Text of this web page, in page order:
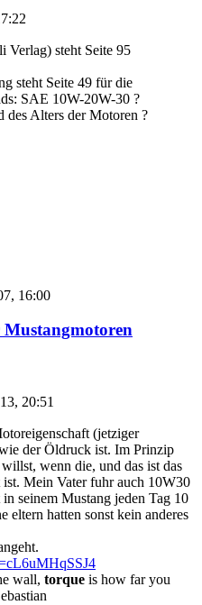
Verlag) steht Seite 95
steht Seite 49 für die
SAE 10W-20W-30 ?
des Alters der Motoren ?
16:00
20:51
(jetziger
der Öldruck ist. Im Prinzip
wenn die, und das ist das
Mein Vater fuhr auch 10W30
seinem Mustang jeden Tag 10
eltern hatten sonst kein anderes
wall, torque is how far you